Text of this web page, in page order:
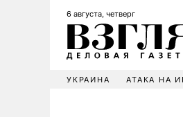
6 августа, четверг
УКРАИНА АТАКА НА